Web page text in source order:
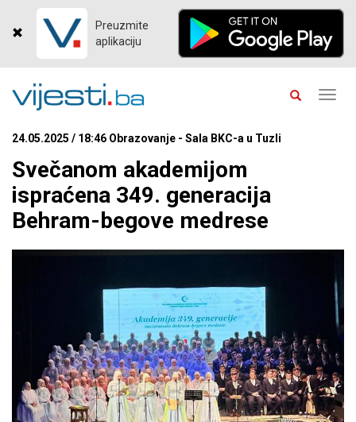
Preuzmite
aplikaciju
24.05.2025 / 18:46 Obrazovanje - Sala BKC-a u Tuzli
Svečanom akademijom
ispraćena 349. generacija
Behram-begove medrese